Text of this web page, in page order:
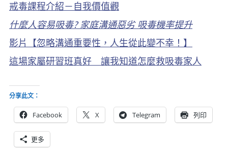
戒毒課程介紹－自我價值觀
什麼人容易吸毒? 家庭溝通惡劣 吸毒機率提升
影片【忽略溝通重要性，人生從此變不幸！】
這場家屬研習班真好 讓我知道怎麼救吸毒家人
分享此文：
Facebook X Telegram 列印
更多